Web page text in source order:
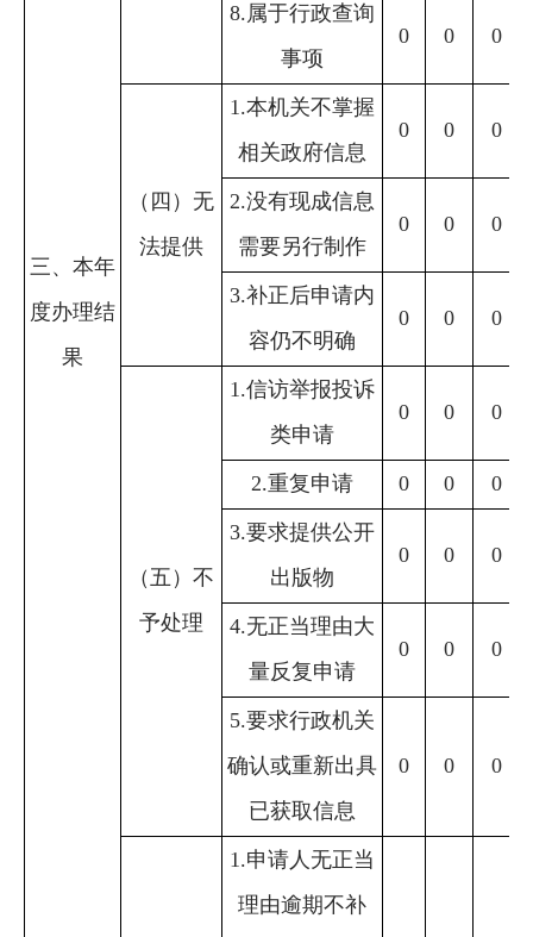
三、本年
度办理结
果
8.属于行政查询
事项
0 0 0
（四）无
法提供
1.本机关不掌握
相关政府信息
0 0 0
2.没有现成信息
需要另行制作
0 0 0
3.补正后申请内
容仍不明确
0 0 0
（五）不
予处理
1.信访举报投诉
类申请
0 0 0
2.重复申请 0 0 0
3.要求提供公开
出版物
0 0 0
4.无正当理由大
量反复申请
0 0 0
5.要求行政机关
确认或重新出具
已获取信息
0 0 0
1.申请人无正当
理由逾期不补